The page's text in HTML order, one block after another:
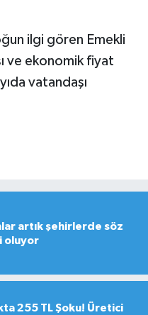
ilgi gören Emekli
ve ekonomik fiyat
vatandaşı
artık şehirlerde söz
oluyor
255 TL Şoku! Üretici